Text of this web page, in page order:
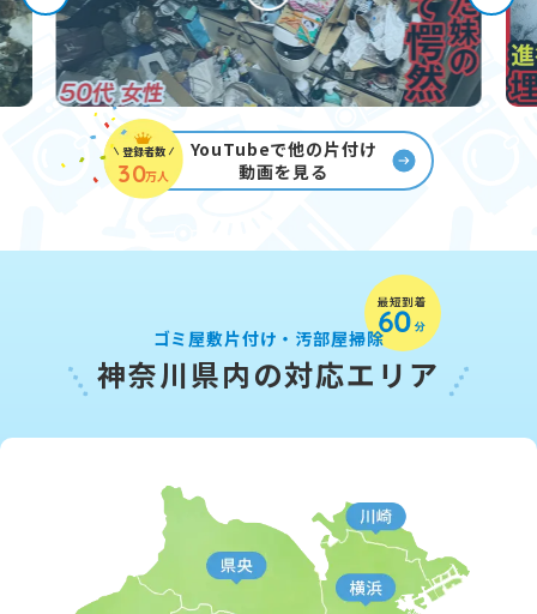
登録者数
30万人
YouTubeで他の片付け
動画を見る
ゴミ屋敷片付け・汚部屋掃除
神奈川県内の対応エリア